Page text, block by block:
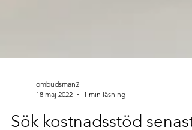
18 maj 2022
1 min läsning